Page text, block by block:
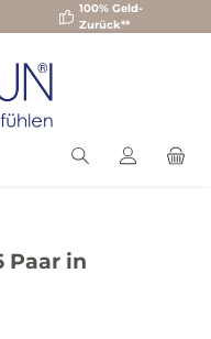
100% Geld-
Zurück**
Paar in